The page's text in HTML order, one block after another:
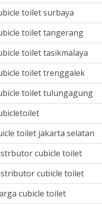
toilet surbaya
toilet tangerang
toilet tasikmalaya
toilet trenggalek
toilet tulungagung
toilet jakarta selatan
cubicle toilet
cubicle toilet
cubicle toilet